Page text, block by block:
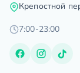
Крепостной
7:00-23:00